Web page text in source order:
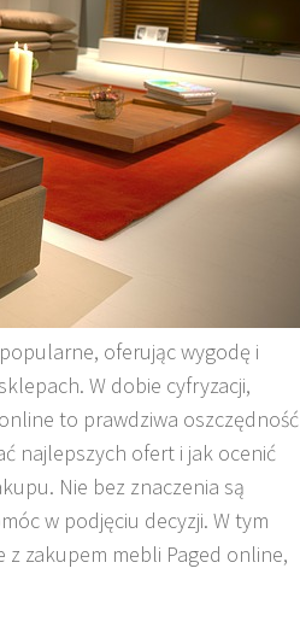
oferując wygodę i
W dobie cyfryzacji,
to prawdziwa oszczędność
najlepszych ofert i jak ocenić
Nie bez znaczenia są
w podjęciu decyzji. W tym
zakupem mebli Paged online,